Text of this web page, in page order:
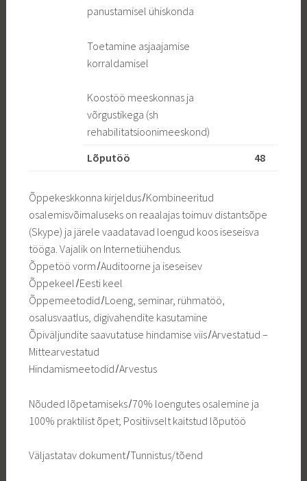
panustamisel ühiskonda
Toetamine asjaajamise
korraldamisel
Koostöö meeskonnas ja
võrgustikega (sh
rehabilitatsioonimeeskond)
Lõputöö
48
Õppekeskkonna kirjeldus ̸ Kombineeritud
osalemisvõimaluseks on reaalajas toimuv distantsõpe
(Skype) ja järele vaadatavad loengud koos iseseisva
tööga. Vajalik on Internetiühendus.
Õppetöö vorm ̸ Auditoorne ja iseseisev
Õppekeel ̸ Eesti keel
Õppemeetodid ̸ Loeng, seminar, rühmatöö,
osalusvaatlus, digivahendite kasutamine
Õpiväljundite saavutatuse hindamise viis ̸ Arvestatud –
Mittearvestatud
Hindamismeetodid ̸ Arvestus
Nõuded lõpetamiseks ̸ 70% loengutes osalemine ja
100% praktilist õpet; Positiivselt kaitstud lõputöö
Väljastatav dokument ̸ Tunnistus/tõend